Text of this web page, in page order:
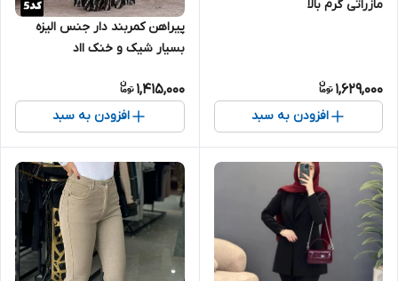
مازراتی گرم بالا
1,629,000
افزودن به سبد
پیراهن کمربند دار جنس الیزه
بسیار شیک و خنک ااد
1,415,000
افزودن به سبد